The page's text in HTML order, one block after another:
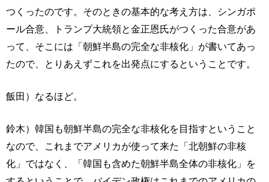
つくったのです。そのときの基本的な考え方は、シンガポ
ール合意、トランプ大統領と金正恩氏がつくった合意があ
って、そこには「朝鮮半島の完全な非核化」が書いてあっ
たので、とりあえずこれを出発点にするということです。
飯田）なるほど。
鈴木）韓国も朝鮮半島の完全な非核化を目指すということ
なので、これまでアメリカが使って来た「北朝鮮の非核
化」ではなく、「韓国も含めた朝鮮半島全体の非核化」を